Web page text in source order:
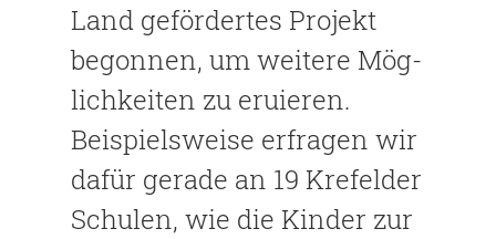
Land gefördertes Projekt
begonnen, um weitere Mög­
lichkeiten zu eruieren.
Beispiels­weise erfragen wir
dafür gerade an 19 Krefelder
Schulen, wie die Kin­der zur